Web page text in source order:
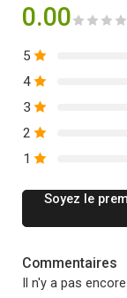
0.00
5
4
3
2
1
Soyez le
Commentaires
Il n'y a pas